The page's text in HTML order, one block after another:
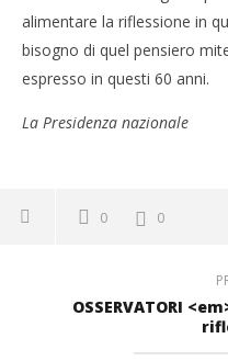
alimentare la riflessione in
bisogno di quel pensiero
espresso in questi 60 anni.
La Presidenza nazionale
0 0
OSSERVATORI